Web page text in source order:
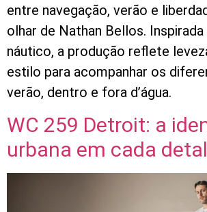
entre navegação, verão e
olhar de Nathan Bellos.
náutico, a produção reflete
estilo para acompanhar os
verão, dentro e fora d’água.
WC 259 Detroit: a
urbana em cada